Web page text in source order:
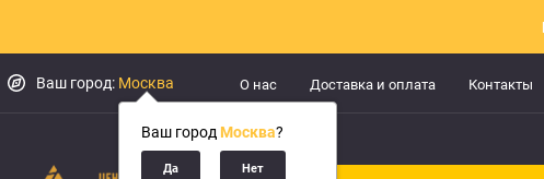
Ваш город: Москва
Ваш город Москва?
О нас Доставка и оплата Контакты